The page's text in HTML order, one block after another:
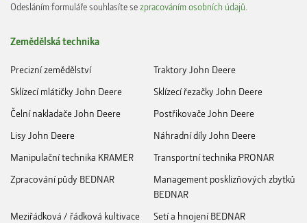
Odesláním formuláře souhlasíte sezpracováním osobních údajů
Zemědělská technika
Precizní zemědělství
Traktory John Deere
Sklízecí mlátičky John Deere
Sklízecí řezačky John Deere
Čelní nakladače John Deere
Postřikovače John Deere
Lisy John Deere
Náhradní díly John Deere
Manipulační technika KRAMER
Transportní technika PRONAR
Zpracování půdy BEDNAR
Management posklizňových zbytků
BEDNAR
Meziřádková / řádková kultivace
Setí a hnojení BEDNAR